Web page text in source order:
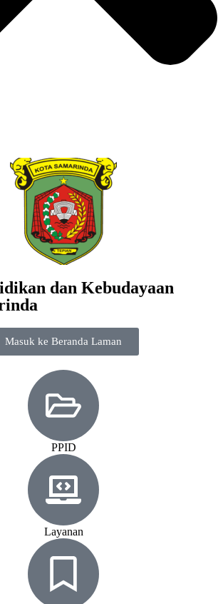
dan Kebudayaan
Masuk ke Beranda Laman
PPID
Layanan